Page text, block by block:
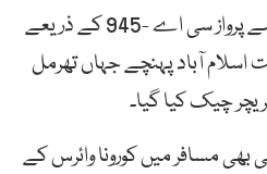
ہم نیوز کے مطابق بیجنگ سے پرواز سی اے -945 کے ذریعے
اسلام آباد پہنچے جہاں تھرمل
چیک کیا گیا۔
بھی مسافر میں کورونا وائرس کے